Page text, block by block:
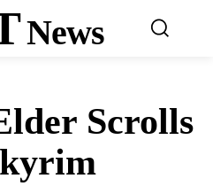
News
Scrolls